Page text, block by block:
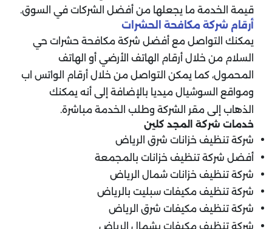
قيمة الخدمة ما يجعلها من أفضل الشركات في السوق.
أرقام شركة مكافحة الحشرات
يمكنك التواصل مع أفضل شركة مكافحة حشرات حي
السلام من خلال أرقام الهاتف الأرضي أو الهاتف
المحمول، كما يمكن التواصل من خلال أرقام الواتس اب
ومواقع السوشيال ميديا بالإضافة إلى أنه يمكنك
الذهاب إلى مقر الشركة وطلب الخدمة مباشرة.
خدمات شركة المجد كلين
شركة تنظيف خزانات شرق الرياض
أفضل شركة تنظيف خزانات بالمجمعة
شركة تنظيف خزانات شمال الرياض
شركة تنظيف مكيفات سبليت بالرياض
شركة تنظيف مكيفات شرق الرياض
شركة تنظيف مكيفات بشمال الرياض